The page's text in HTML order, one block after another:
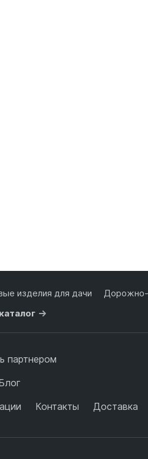
изделия для дачи Дорожно-
партнером
Контакты Доставка